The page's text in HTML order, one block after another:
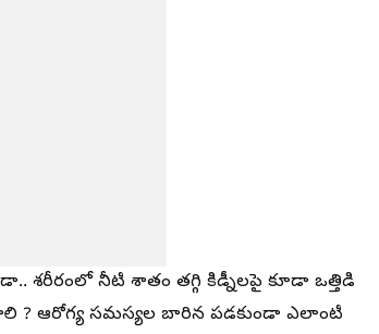
శరీరంలో నీటి శాతం తగ్గి కిడ్నీలపై కూడా ఒత్తిడి
? ఆరోగ్య సమస్యల బారిన పడకుండా ఎలాంటి